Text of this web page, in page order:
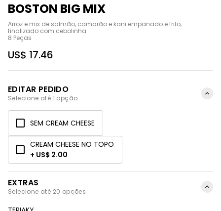
BOSTON BIG MIX
Arroz e mix de salmão, camarão e kani empanado e frito,
finalizado com cebolinha
8 Peças
US$ 17.46
EDITAR PEDIDO
Selecione até 1 opção
SEM CREAM CHEESE
CREAM CHEESE NO TOPO
+ US$ 2.00
EXTRAS
Selecione até 20 opções